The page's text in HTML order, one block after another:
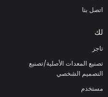
اتصل بنا
لك
تاجر
تصنيع المعدات الأصلية/تصنيع
التصميم الشخصي
مستخدم